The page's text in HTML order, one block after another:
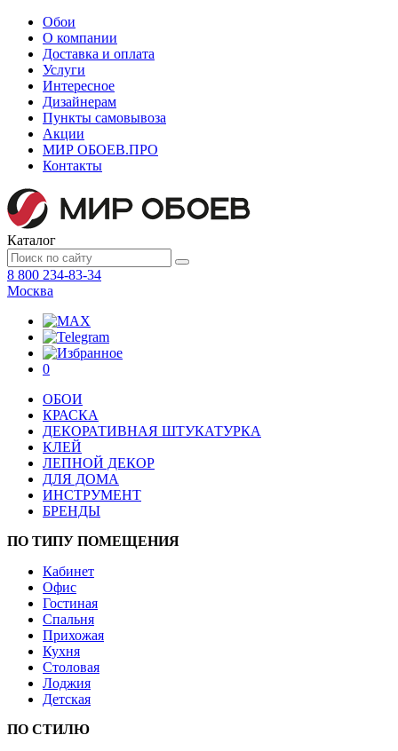
Обои
О компании
Доставка и оплата
Услуги
Интересное
Дизайнерам
Пункты самовывоза
Акции
МИР ОБОЕВ.ПРО
Контакты
Каталог
8 800 234-83-34
Москва
0
ОБОИ
КРАСКА
ДЕКОРАТИВНАЯ ШТУКАТУРКА
КЛЕЙ
ЛЕПНОЙ ДЕКОР
ДЛЯ ДОМА
ИНСТРУМЕНТ
БРЕНДЫ
ПО ТИПУ ПОМЕЩЕНИЯ
Кабинет
Офис
Гостиная
Спальня
Прихожая
Кухня
Столовая
Лоджия
Детская
ПО СТИЛЮ